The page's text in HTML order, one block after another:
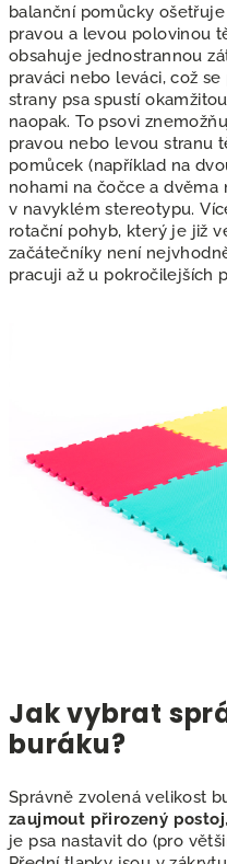
balanční pomůcky
pravou a levou polovinou
obsahuje jednostrannou
praváci nebo leváci, což
strany psa spustí
naopak. To psovi
pravou nebo levou stranu
pomůcek (například na
nohami na čočce a dvěma
v navyklém stereotypu.
rotační pohyb, který je již
začátečníky není
pracuji až u pokročilejších
Jak vybrat
buráku?
Správně zvolená velikost
zaujmout přirozený postoj
je psa nastavit do (pro